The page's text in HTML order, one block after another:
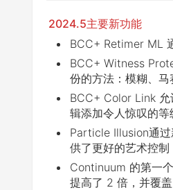
2024.5主要新功能
BCC+ Retimer ML
BCC+ Witness
份的方法：模糊、马
BCC+ Color Link 允
辑添加令人惊叹的等
Particle Illusion通过
供了更好的艺术控制
Continuum 的第一
提高了 2 倍，并覆盖